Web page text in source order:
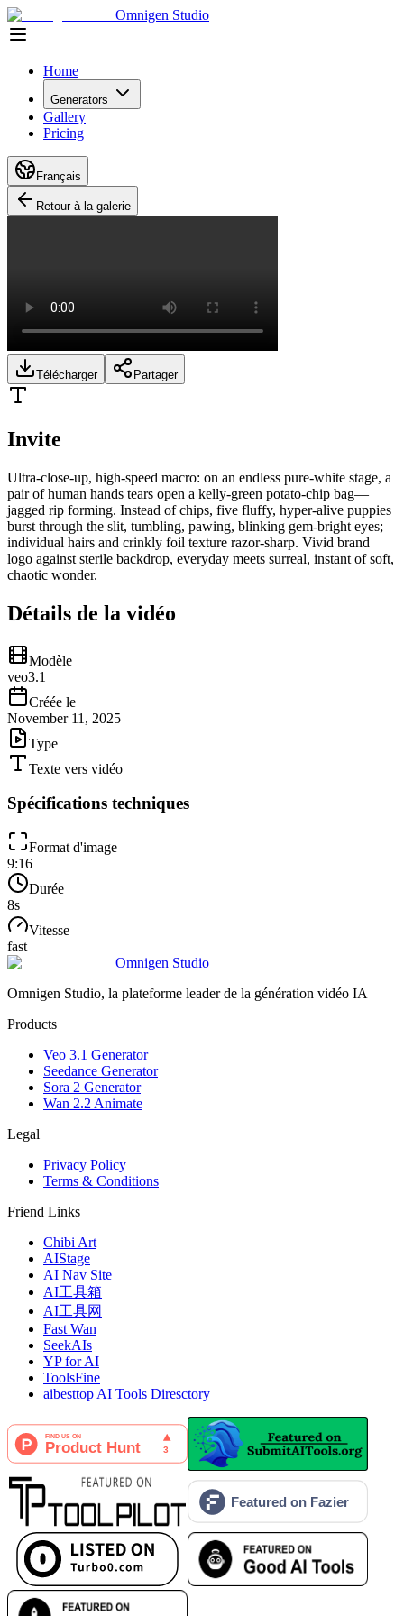
Omnigen Studio
Home
Generators
Gallery
Pricing
Français
Retour à la galerie
Télécharger Partager
Invite
Ultra-close-up, high-speed macro: on an endless pure-white stage, a
pair of human hands tears open a kelly-green potato-chip bag—
jagged rip forming. Instead of chips, five fluffy, hyper-alive puppies
burst through the slit, tumbling, pawing, blinking gem-bright eyes;
individual hairs and crinkly foil texture razor-sharp. Vivid brand
logo against sterile backdrop, everyday meets surreal, instant of soft,
chaotic wonder.
Détails de la vidéo
Modèle
veo3.1
Créée le
November 11, 2025
Type
Texte vers vidéo
Spécifications techniques
Format d'image
9:16
Durée
8s
Vitesse
fast
Omnigen Studio
Omnigen Studio, la plateforme leader de la génération vidéo IA
Products
Veo 3.1 Generator
Seedance Generator
Sora 2 Generator
Wan 2.2 Animate
Legal
Privacy Policy
Terms & Conditions
Friend Links
Chibi Art
AIStage
AI Nav Site
AI工具箱
AI工具网
Fast Wan
SeekAIs
YP for AI
ToolsFine
aibesttop AI Tools Diresctory